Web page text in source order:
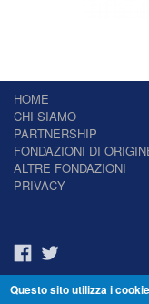
HOME
CHI SIAMO
PARTNERSHIP
FONDAZIONI DI
ALTRE FONDAZIONI
PRIVACY
Il
Questo sito utilizza i